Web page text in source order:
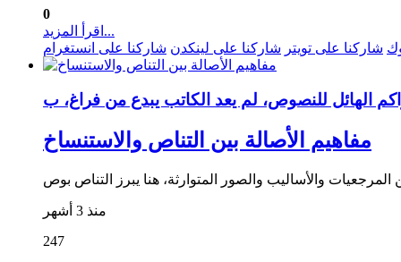
0
اقرأ المزيد...
شاركنا على تويتر شاركنا على لينكدن شاركنا على انستغرام
مفاهيم الأصالة بين التناص والاستنساخ
منذ 3 أشهر
247